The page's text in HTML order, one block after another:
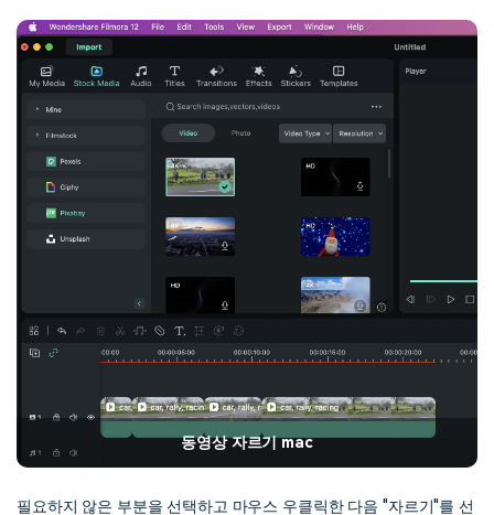
동영상 자르기 mac
필요하지 않은 부분을 선택하고 마우스 우클릭한 다음 "자르기"를 선